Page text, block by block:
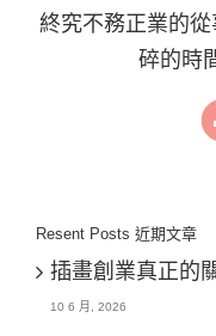
終究不務正業的
碎的時
Resent Posts 近期文章
插畫創業真正的
10 6 月, 2026